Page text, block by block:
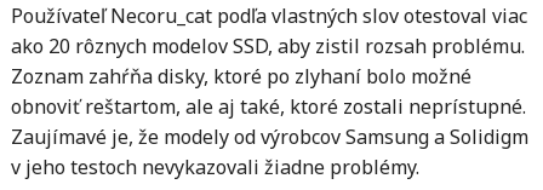
Používateľ Necoru_cat podľa vlastných slov otestoval viac
ako 20 rôznych modelov SSD, aby zistil rozsah problému.
Zoznam zahŕňa disky, ktoré po zlyhaní bolo možné
obnoviť reštartom, ale aj také, ktoré zostali neprístupné.
Zaujímavé je, že modely od výrobcov Samsung a Solidigm
v jeho testoch nevykazovali žiadne problémy.